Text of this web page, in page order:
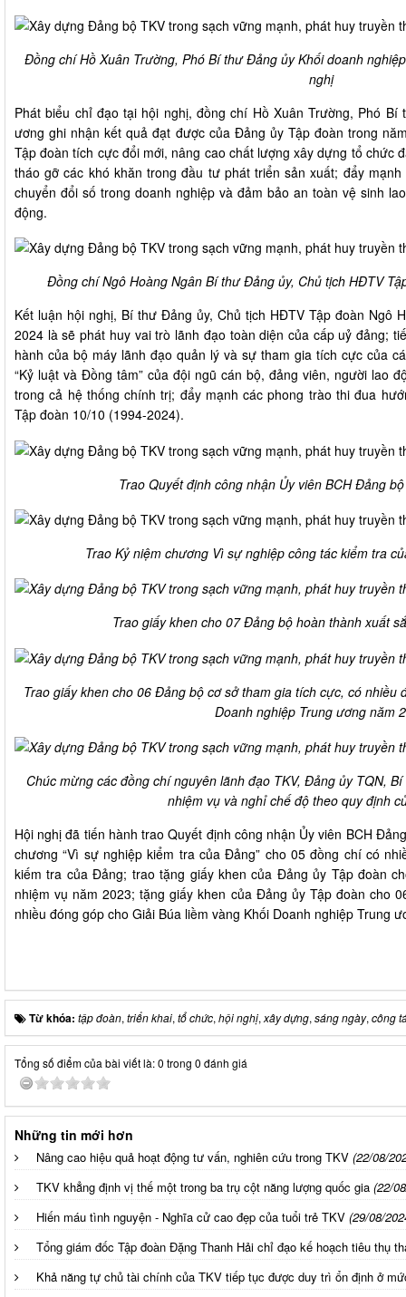
Đồng chí Hồ Xuân Trường, Phó Bí thư Đảng ủy Khối doanh
nghị
Phát biểu chỉ đạo tại hội nghị, đồng chí Hồ Xuân Trường, Phó
ương ghi nhận kết quả đạt được của Đảng ủy Tập đoàn trong
Tập đoàn tích cực đổi mới, nâng cao chất lượng xây dựng tổ chức
tháo gỡ các khó khăn trong đầu tư phát triển sản xuất; đẩy
chuyển đổi số trong doanh nghiệp và đảm bảo an toàn vệ sinh
động.
Đồng chí Ngô Hoàng Ngân Bí thư Đảng ủy, Chủ tịch HĐTV
Kết luận hội nghị, Bí thư Đảng ủy, Chủ tịch HĐTV Tập đoàn Ngô
2024 là sẽ phát huy vai trò lãnh đạo toàn diện của cấp uỷ đảng;
hành của bộ máy lãnh đạo quản lý và sự tham gia tích cực của
“Kỷ luật và Đồng tâm” của đội ngũ cán bộ, đảng viên, người lao
trong cả hệ thống chính trị; đẩy mạnh các phong trào thi đua
Tập đoàn 10/10 (1994-2024).
Trao Quyết định công nhận Ủy viên BCH Đảng
Trao Kỷ niệm chương Vì sự nghiệp công tác kiểm tra
Trao giấy khen cho 07 Đảng bộ hoàn thành xuất
Trao giấy khen cho 06 Đảng bộ cơ sở tham gia tích cực, có nhiều
Doanh nghiệp Trung ương năm
Chúc mừng các đồng chí nguyên lãnh đạo TKV, Đảng ủy TQN,
nhiệm vụ và nghỉ chế độ theo quy định
Hội nghị đã tiến hành trao Quyết định công nhận Ủy viên BCH
chương “Vì sự nghiệp kiểm tra của Đảng” cho 05 đồng chí có
kiếm tra của Đảng; trao tặng giấy khen của Đảng ủy Tập đoàn
nhiệm vụ năm 2023; tặng giấy khen của Đảng ủy Tập đoàn cho
nhiều đóng góp cho Giải Búa liềm vàng Khối Doanh nghiệp Trung
Từ khóa: tập đoàn, triển khai, tổ chức, hội nghị, xây dựng, sáng ngày, công
Tổng số điểm của bài viết là: 0 trong 0 đánh giá
Những tin mới hơn
Nâng cao hiệu quả hoạt động tư vấn, nghiên cứu trong TKV (22/08/
TKV khẳng định vị thế một trong ba trụ cột năng lượng quốc gia (22/
Hiến máu tình nguyện - Nghĩa cử cao đẹp của tuổi trẻ TKV (29/08/
Tổng giám đốc Tập đoàn Đặng Thanh Hải chỉ đạo kế hoạch tiêu thụ
Khả năng tự chủ tài chính của TKV tiếp tục được duy trì ổn định ở